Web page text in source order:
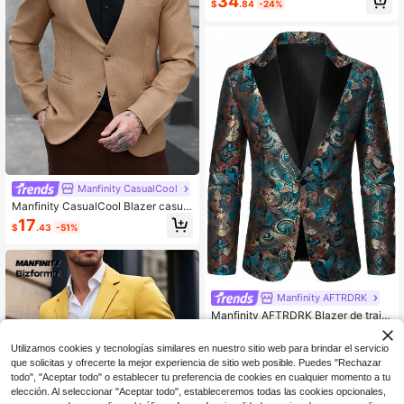
Manfinity CasualCool
Manfinity CasualCool Blazer casual
de negocios de manga larga para h
ombre, traje formal de verano color
$17.43 -51%
$ .84 -24%
Manfinity AFTRDRK
Manfinity AFTRDRK Blazer de traje
elegante de otoño negro para homb
re con jacquard floral, estilo chino d
e lujo con patrón botánico y animal,
esmoquin formal para fiestas & cere
monias
Utilizamos cookies y tecnologías similares en nuestro sitio web para brindar el servicio
que solicitas y ofrecerte la mejor experiencia de sitio web posible. Puedes "Rechazar
todo", "Aceptar todo" o establecer tu preferencia de cookies en cualquier momento a tu
elección. Al seleccionar "Aceptar todo", estableceremos todas las cookies opcionales,